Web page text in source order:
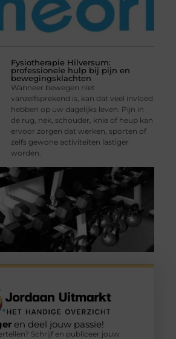
Fysiotherapie Hilversum:
professionele hulp bij pijn en
bewegingsklachten
Wanneer bewegen niet
vanzelfsprekend is, kan dat veel invloed
hebben op uw dagelijks leven. Pijn in
de rug, nek, schouder, knie of heup kan
ervoor zorgen dat werken, sporten of
zelfs gewone activiteiten lastiger
worden.
en deel jouw passie!
Schrijf en publiceer jouw